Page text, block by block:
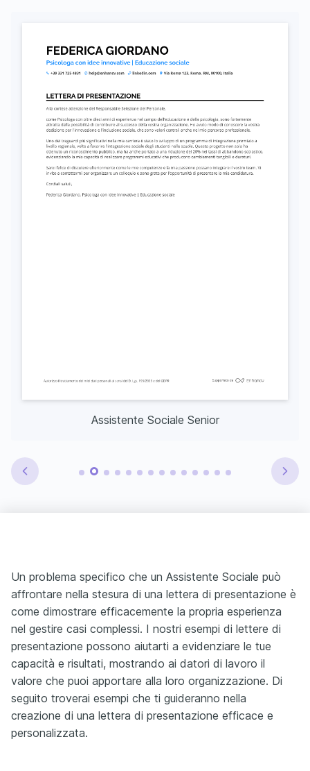
Assistente Sociale Senior
Un problema specifico che un Assistente Sociale può
affrontare nella stesura di una lettera di presentazione è
come dimostrare efficacemente la propria esperienza
nel gestire casi complessi. I nostri esempi di lettere di
presentazione possono aiutarti a evidenziare le tue
capacità e risultati, mostrando ai datori di lavoro il
valore che puoi apportare alla loro organizzazione. Di
seguito troverai esempi che ti guideranno nella
creazione di una lettera di presentazione efficace e
personalizzata.